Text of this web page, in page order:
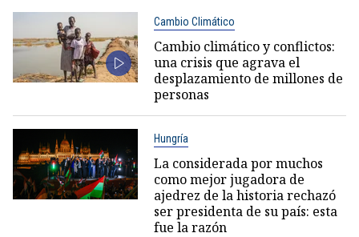
Cambio Climático
Cambio climático y conflictos:
una crisis que agrava el
desplazamiento de millones de
personas
Hungría
La considerada por muchos
como mejor jugadora de
ajedrez de la historia rechazó
ser presidenta de su país: esta
fue la razón